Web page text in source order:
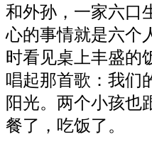
和外孙，一家六口
心的事情就是六个
时看见桌上丰盛的
唱起那首歌：我们
阳光。两个小孩也
餐了，吃饭了。